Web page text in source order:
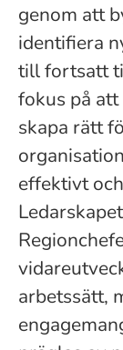
genom att
identifiera
till fortsatt
fokus på
skapa rätt
effektivt
arbetssätt,